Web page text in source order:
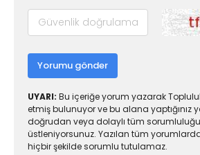
Yorumu gönder
UYARI: Bu içeriğe yorum yazarak
etmiş bulunuyor ve bu alana yaptığınız
doğrudan veya dolaylı tüm sorumluluğu
üstleniyorsunuz. Yazılan tüm
hiçbir şekilde sorumlu tutulamaz.